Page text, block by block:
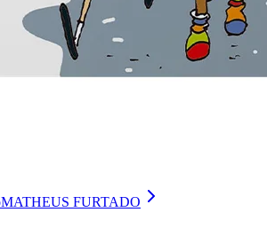
MATHEUS FURTADO